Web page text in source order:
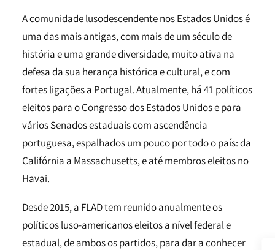
A comunidade lusodescendente nos Estados Unidos é
uma das mais antigas, com mais de um século de
história e uma grande diversidade, muito ativa na
defesa da sua herança histórica e cultural, e com
fortes ligações a Portugal. Atualmente, há 41 políticos
eleitos para o Congresso dos Estados Unidos e para
vários Senados estaduais com ascendência
portuguesa, espalhados um pouco por todo o país: da
Califórnia a Massachusetts, e até membros eleitos no
Havai.
Desde 2015, a FLAD tem reunido anualmente os
políticos luso-americanos eleitos a nível federal e
estadual, de ambos os partidos, para dar a conhecer